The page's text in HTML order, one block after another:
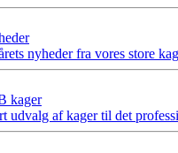
nyheder fra vores store
kager
udvalg af kager til det